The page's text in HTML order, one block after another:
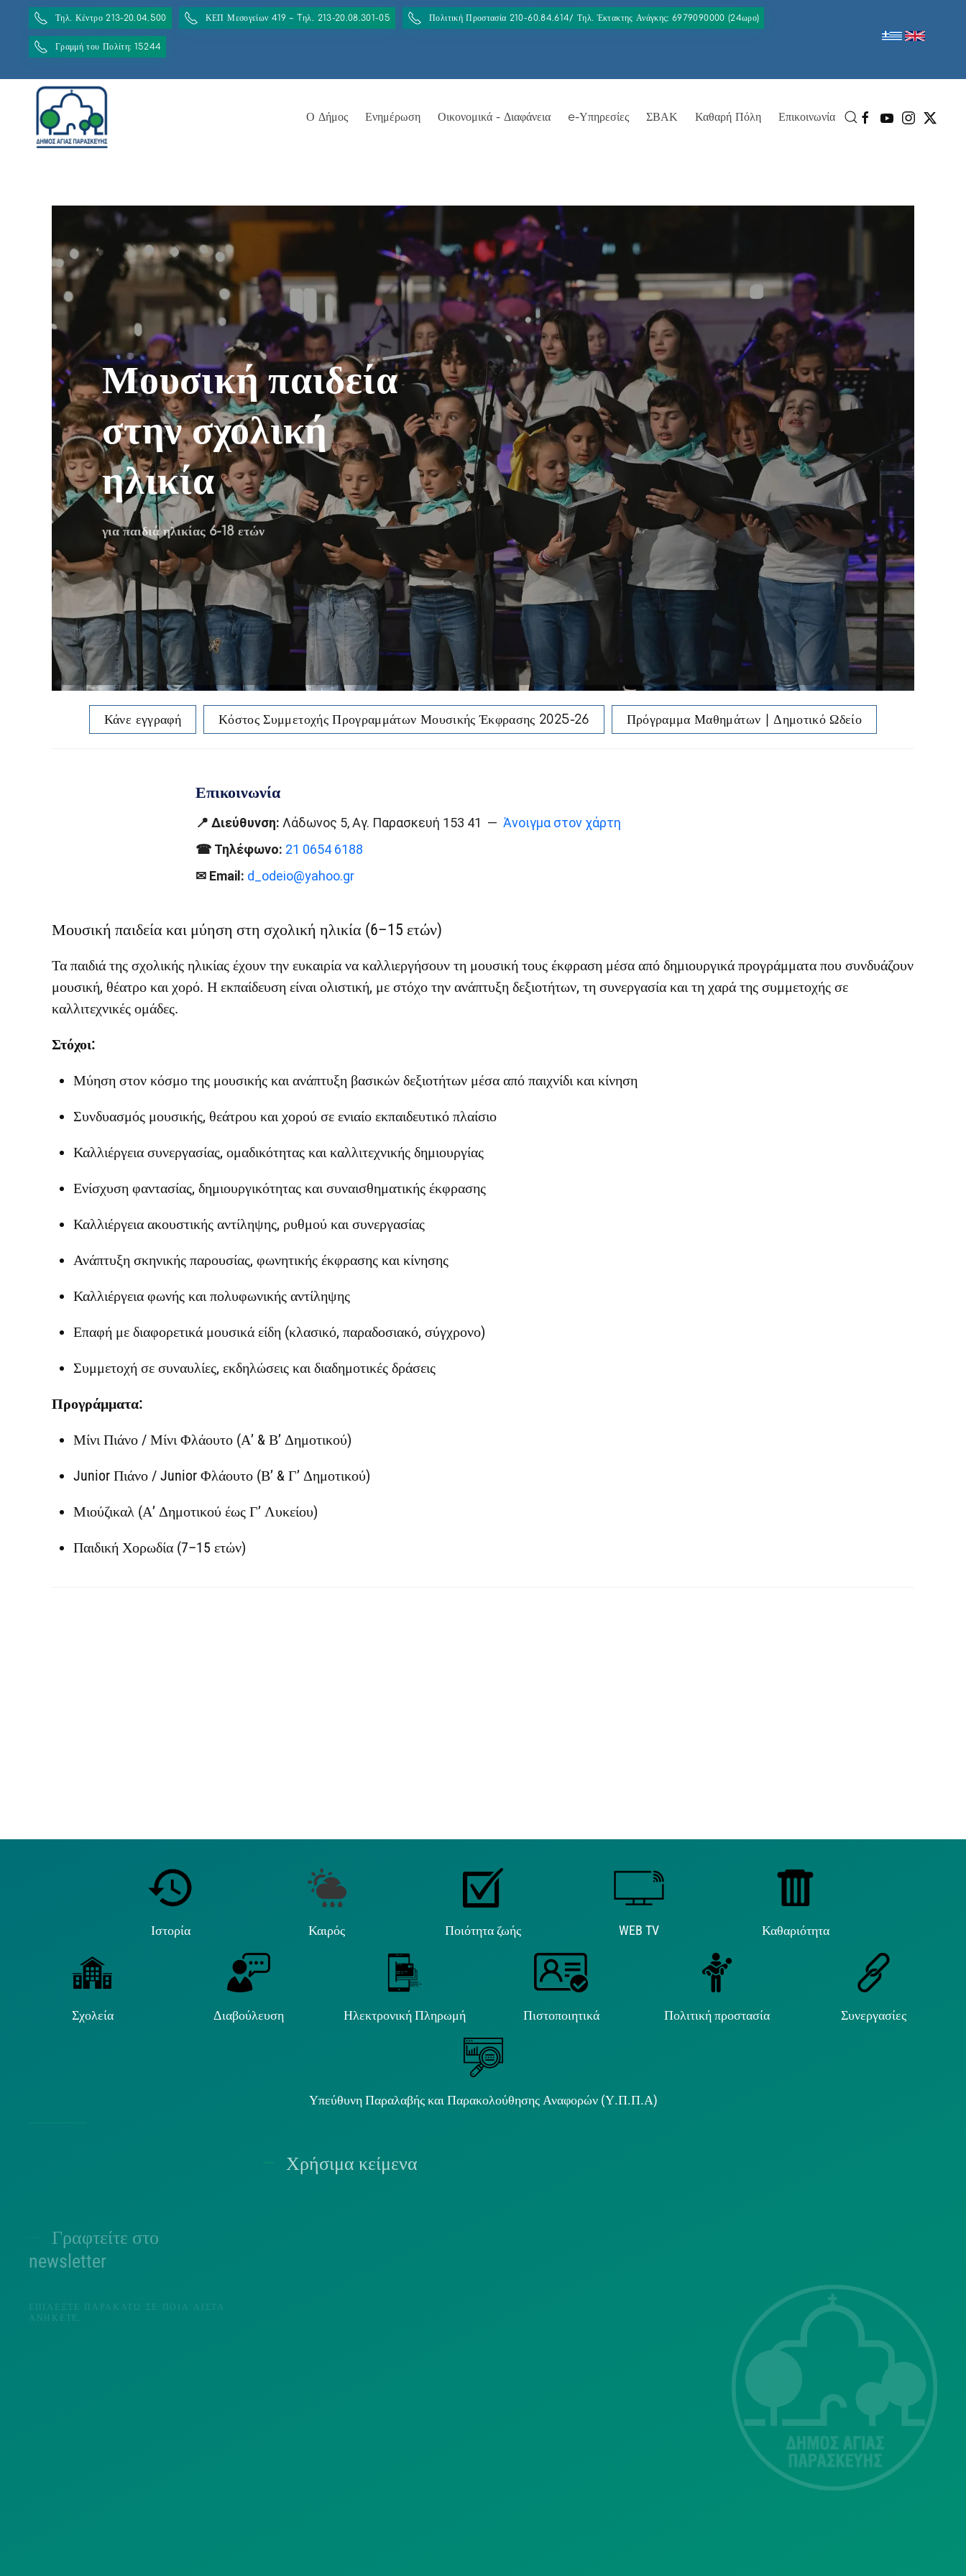
Τηλ. Κέντρο 213-20.04.500 ΚΕΠ Μεσογείων 419 – Tηλ. 213-20.08.301-05 Πολιτική Προστασία 210-60.84.614/ Τηλ. Έκτακτης Ανάγκης: 6979090000 (24ωρο)
Γραμμή του Πολίτη: 15244
Ο Δήμος Ενημέρωση Οικονομικά - Διαφάνεια e-Υπηρεσίες ΣΒΑΚ Καθαρή Πόλη Επικοινωνία
Μουσική παιδεία
στην σχολική
ηλικία
για παιδιά ηλικίας 6-18 ετών
Κάνε εγγραφή Κόστος Συμμετοχής Προγραμμάτων Μουσικής Έκφρασης 2025-26 Πρόγραμμα Μαθημάτων | Δημοτικό Ωδείο
Επικοινωνία
📍 Διεύθυνση: Λάδωνος 5,Αγ. Παρασκευή 153 41 — Άνοιγμα στον χάρτη
☎ Τηλέφωνο: 21 0654 6188
✉ Email: d_odeio@yahoo.gr
Μουσική παιδεία και μύηση στη σχολική ηλικία (6–15 ετών)
Τα παιδιά της σχολικής ηλικίας έχουν την ευκαιρία να καλλιεργήσουν τη μουσική τους έκφραση μέσα από δημιουργικά προγράμματα που συνδυάζουν
μουσική, θέατρο και χορό. Η εκπαίδευση είναι ολιστική, με στόχο την ανάπτυξη δεξιοτήτων, τη συνεργασία και τη χαρά της συμμετοχής σε
καλλιτεχνικές ομάδες.
Στόχοι:
Μύηση στον κόσμο της μουσικής και ανάπτυξη βασικών δεξιοτήτων μέσα από παιχνίδι και κίνηση
Συνδυασμός μουσικής, θεάτρου και χορού σε ενιαίο εκπαιδευτικό πλαίσιο
Καλλιέργεια συνεργασίας, ομαδικότητας και καλλιτεχνικής δημιουργίας
Ενίσχυση φαντασίας, δημιουργικότητας και συναισθηματικής έκφρασης
Καλλιέργεια ακουστικής αντίληψης, ρυθμού και συνεργασίας
Ανάπτυξη σκηνικής παρουσίας, φωνητικής έκφρασης και κίνησης
Καλλιέργεια φωνής και πολυφωνικής αντίληψης
Επαφή με διαφορετικά μουσικά είδη (κλασικό, παραδοσιακό, σύγχρονο)
Συμμετοχή σε συναυλίες, εκδηλώσεις και διαδημοτικές δράσεις
Προγράμματα:
Μίνι Πιάνο / Μίνι Φλάουτο (Α’ & Β’ Δημοτικού)
Junior Πιάνο / Junior Φλάουτο (Β’ & Γ’ Δημοτικού)
Μιούζικαλ (Α’ Δημοτικού έως Γ’ Λυκείου)
Παιδική Χορωδία (7–15 ετών)
Ιστορία Καιρός Ποιότητα ζωής WEB TV Καθαριότητα
Σχολεία Διαβούλευση Ηλεκτρονική Πληρωμή Πιστοποιητικά Πολιτική προστασία Συνεργασίες
Υπεύθυνη Παραλαβής και Παρακολούθησης Αναφορών (Υ.Π.Π.Α)
Γραφτείτε στο
newsletter
ΕΠΙΛΈΞΤΕ ΠΑΡΑΚΆΤΩ ΣΕ ΠΟΙΑ ΛΊΣΤΑ
ΑΝΉΚΕΤΕ.
Χρήσιμα κείμενα
415-417
Τ.Κ.15343
Αγία Παρασκευή
213 2004500